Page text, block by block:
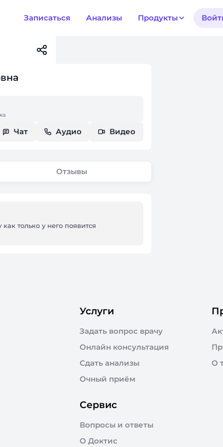
Записаться Анализы Продукты
Чат Аудио Видео
Отзывы
только у него появится
Услуги
Задать вопрос врачу
Онлайн консультация
Сдать анализы
Очный приём
О
Сервис
Вопросы и ответы
О Доктис